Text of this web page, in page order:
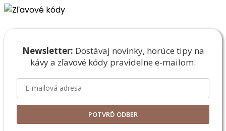
Newsletter: Dostávaj novinky, horúce tipy na
kávy a zľavové kódy pravidelne e-mailom.
POTVRĎ ODBER